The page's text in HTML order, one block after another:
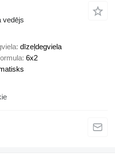
vedējs
dīzeļdegviela
6x2